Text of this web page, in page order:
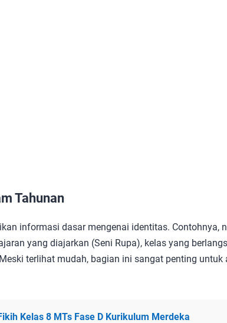
Tahunan
informasi dasar mengenai identitas. Contohnya,
yang diajarkan (Seni Rupa), kelas yang
terlihat mudah, bagian ini sangat penting untuk
Kelas 8 MTs Fase D Kurikulum Merdeka